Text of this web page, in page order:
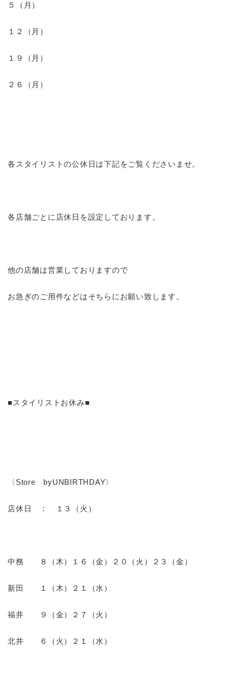
５（月）
１２（月）
１９（月）
２６（月）
各スタイリストの公休日は下記をご覧くださいませ。
各店舗ごとに店休日を設定しております。
他の店舗は営業しておりますので
お急ぎのご用件などはそちらにお願い致します。
■スタイリストお休み■
〈Store byUNBIRTHDAY〉
店休日 ： １３（火）
中務 ８（木）１６（金）２０（火）２３（金）
新田 １（木）２１（水）
福井 ９（金）２７（火）
北井 ６（火）２１（水）